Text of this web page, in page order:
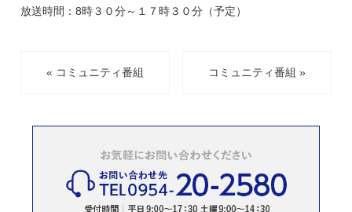
放送時間：8時３０分～１７時３０分（予定）
« コミュニティ番組 コミュニティ番組 »